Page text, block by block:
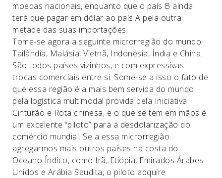
moedas nacionais, enquanto que o país B ainda
terá que pagar em dólar ao país A pela outra
metade das suas importações.
Tome-se agora a seguinte microrregião do mundo:
Tailândia, Malásia, Vietnã, Indonésia, Índia e China.
São todos países vizinhos, e com expressivas
trocas comerciais entre si. Some-se a isso o fato de
que essa região é a mais bem servida do mundo
pela logística multimodal provida pela Iniciativa
Cinturão e Rota chinesa, e o que se tem em mãos é
um excelente “piloto” para a desdolarização do
comércio mundial. Se a essa microrregião
agregarmos mais outros países na costa do
Oceano Índico, como Irã, Etiópia, Emirados Árabes
Unidos e Arábia Saudita, o piloto adquire